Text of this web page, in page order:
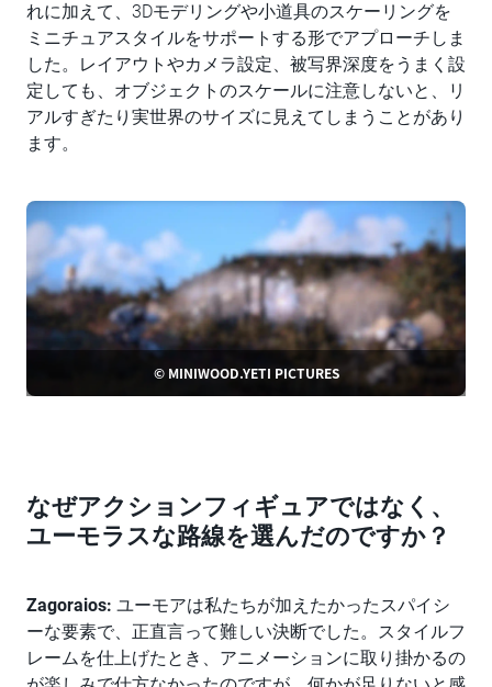
れに加えて、3Dモデリングや小道具のスケーリングを
ミニチュアスタイルをサポートする形でアプローチしま
した。レイアウトやカメラ設定、被写界深度をうまく設
定しても、オブジェクトのスケールに注意しないと、リ
アルすぎたり実世界のサイズに見えてしまうことがあり
ます。
© MINIWOOD.YETI PICTURES
なぜアクションフィギュアではなく、
ユーモラスな路線を選んだのですか？
Zagoraios: ユーモアは私たちが加えたかったスパイシ
ーな要素で、正直言って難しい決断でした。スタイルフ
レームを仕上げたとき、アニメーションに取り掛かるの